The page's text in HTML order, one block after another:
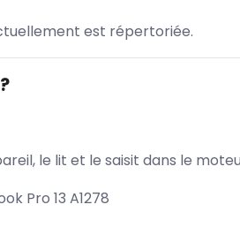
est répertoriée.
le lit et le saisit dans le
Pro 13 A1278